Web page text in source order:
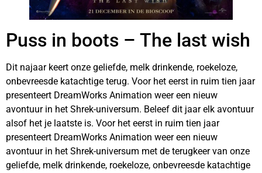
Puss in boots – The last wish
Dit najaar keert onze geliefde, melk drinkende, roekeloze,
onbevreesde katachtige terug. Voor het eerst in ruim tien jaar
presenteert DreamWorks Animation weer een nieuw
avontuur in het Shrek-universum. Beleef dit jaar elk avontuur
alsof het je laatste is. Voor het eerst in ruim tien jaar
presenteert DreamWorks Animation weer een nieuw
avontuur in het Shrek-universum met de terugkeer van onze
geliefde, melk drinkende, roekeloze, onbevreesde katachtige